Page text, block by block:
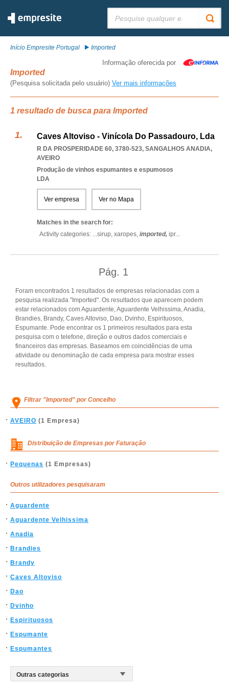
Início Empresite Portugal Imported
Informação oferecida por
Imported
(Pesquisa solicitada pelo usuário) Ver mais informações
1 resultado de busca para Imported
Caves Altoviso - Vinícola Do Passadouro, Lda
R DA PROSPERIDADE 60, 3780-523, SANGALHOS ANADIA,
AVEIRO
Produção de vinhos espumantes e espumosos
LDA
Ver empresa Ver no Mapa
Matches in the search for:
Activity categories: ...sirup, xaropes, imported, ipr...
Pág. 1
Foram encontrados 1 resultados de empresas relacionadas com a
pesquisa realizada "Imported". Os resultados que aparecem podem
estar relacionados com Aguardente, Aguardente Velhissima, Anadia,
Brandies, Brandy, Caves Altoviso, Dao, Dvinho, Espirituosos,
Espumante. Pode encontrar os 1 primeiros resultados para esta
pesquisa com o telefone, direção e outros dados comerciais e
financeiros das empresas. Baseamos em coincidências de uma
atividade ou denominação de cada empresa para mostrar esses
resultados.
Filtrar "Imported" por Concelho
AVEIRO (1 Empresa)
Distribuição de Empresas por Faturação
Pequenas (1 Empresas)
Outros utilizadores pesquisaram
Aguardente
Aguardente Velhissima
Anadia
Brandies
Brandy
Caves Altoviso
Dao
Dvinho
Espirituosos
Espumante
Espumantes